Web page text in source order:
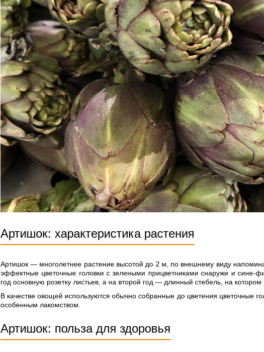
Артишок: характеристика растения
Артишок — многолетнее растение высотой до 2 м, по внешнему виду
эффектные цветочные головки с зелеными прицветниками снаружи и сине-
год основную розетку листьев, а на второй год — длинный стебель, на
В качестве овощей используются обычно собранные до цветения цветочные
особенным лакомством.
Артишок: польза для здоровья